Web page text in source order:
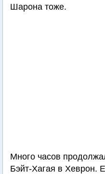
Шарона тоже.
Много часов
Бэйт-Хагая в Хеврон.